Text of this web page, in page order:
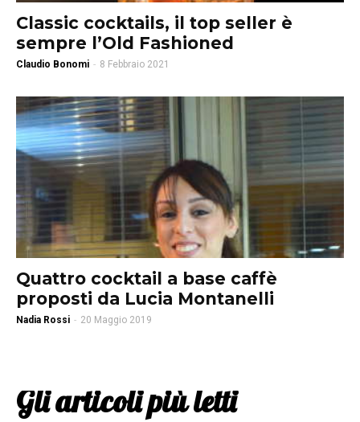
Classic cocktails, il top seller è
sempre l’Old Fashioned
Claudio Bonomi - 8 Febbraio 2021
Quattro cocktail a base caffè
proposti da Lucia Montanelli
Nadia Rossi - 20 Maggio 2019
Gli articoli più letti